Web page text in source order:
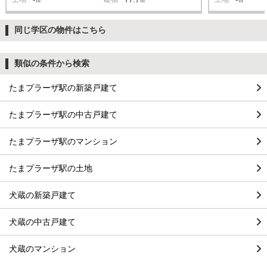
同じ学区の物件はこちら
類似の条件から検索
たまプラーザ駅の新築戸建て
たまプラーザ駅の中古戸建て
たまプラーザ駅のマンション
たまプラーザ駅の土地
犬蔵の新築戸建て
犬蔵の中古戸建て
犬蔵のマンション